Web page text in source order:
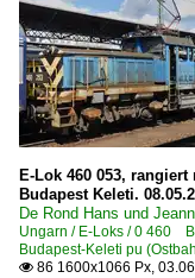
E-Lok 460 053,
Budapest Keleti.
De Rond Hans und
Ungarn / E-Loks / 0 460
Budapest-Keleti pu
 86 1600x1066 Px,